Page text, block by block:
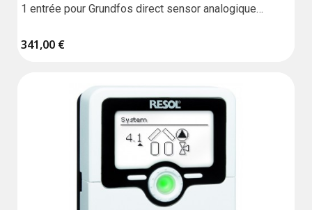
1 entrée pour Grundfos direct sensor analogique
1 lecteur de carte microSD
hydrauliques
Garantie : 18 mois
341,00 €